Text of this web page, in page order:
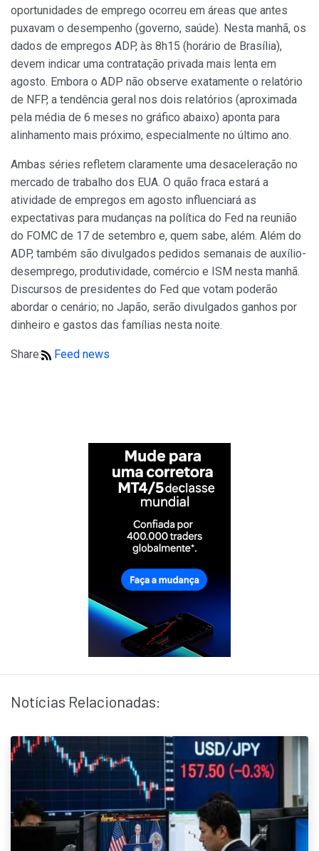
oportunidades de emprego ocorreu em áreas que antes
puxavam o desempenho (governo, saúde). Nesta manhã, os
dados de empregos ADP, às 8h15 (horário de Brasília),
devem indicar uma contratação privada mais lenta em
agosto. Embora o ADP não observe exatamente o relatório
de NFP, a tendência geral nos dois relatórios (aproximada
pela média de 6 meses no gráfico abaixo) aponta para
alinhamento mais próximo, especialmente no último ano.
Ambas séries refletem claramente uma desaceleração no
mercado de trabalho dos EUA. O quão fraca estará a
atividade de empregos em agosto influenciará as
expectativas para mudanças na política do Fed na reunião
do FOMC de 17 de setembro e, quem sabe, além. Além do
ADP, também são divulgados pedidos semanais de auxílio-
desemprego, produtividade, comércio e ISM nesta manhã.
Discursos de presidentes do Fed que votam poderão
abordar o cenário; no Japão, serão divulgados ganhos por
dinheiro e gastos das famílias nesta noite.
Share: Feed news
Notícias Relacionadas: